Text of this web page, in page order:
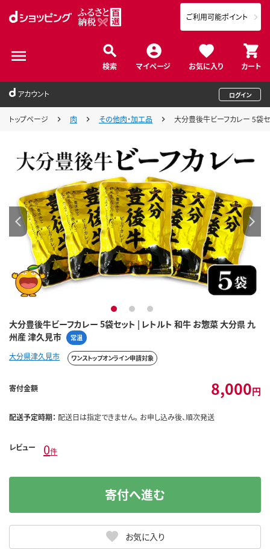
検索 マイページ お気に入り カート
ご利用可能ポイント
アカウント ログイン
トップページ 肉 その他肉・加工品 大分豊後牛ビーフカレー 5袋
大分豊後牛ビーフカレー 5袋セット | レトルト 和牛 お惣菜 大分県 九
州産 津久見市
常温
1 2 3
大分県津久見市 ワンストップオンライン申請対象
寄付金額 8,000円
配送予定時期： 配送日は指定できません。 お申し込み後、順次発送
レビュー 0件
お気に入り
寄付へ進む